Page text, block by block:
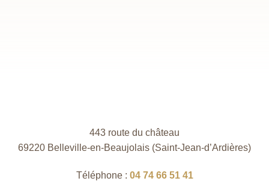
443 route du château
69220 Belleville-en-Beaujolais (Saint‑Jean‑d’Ardières)
Téléphone : 04 74 66 51 41